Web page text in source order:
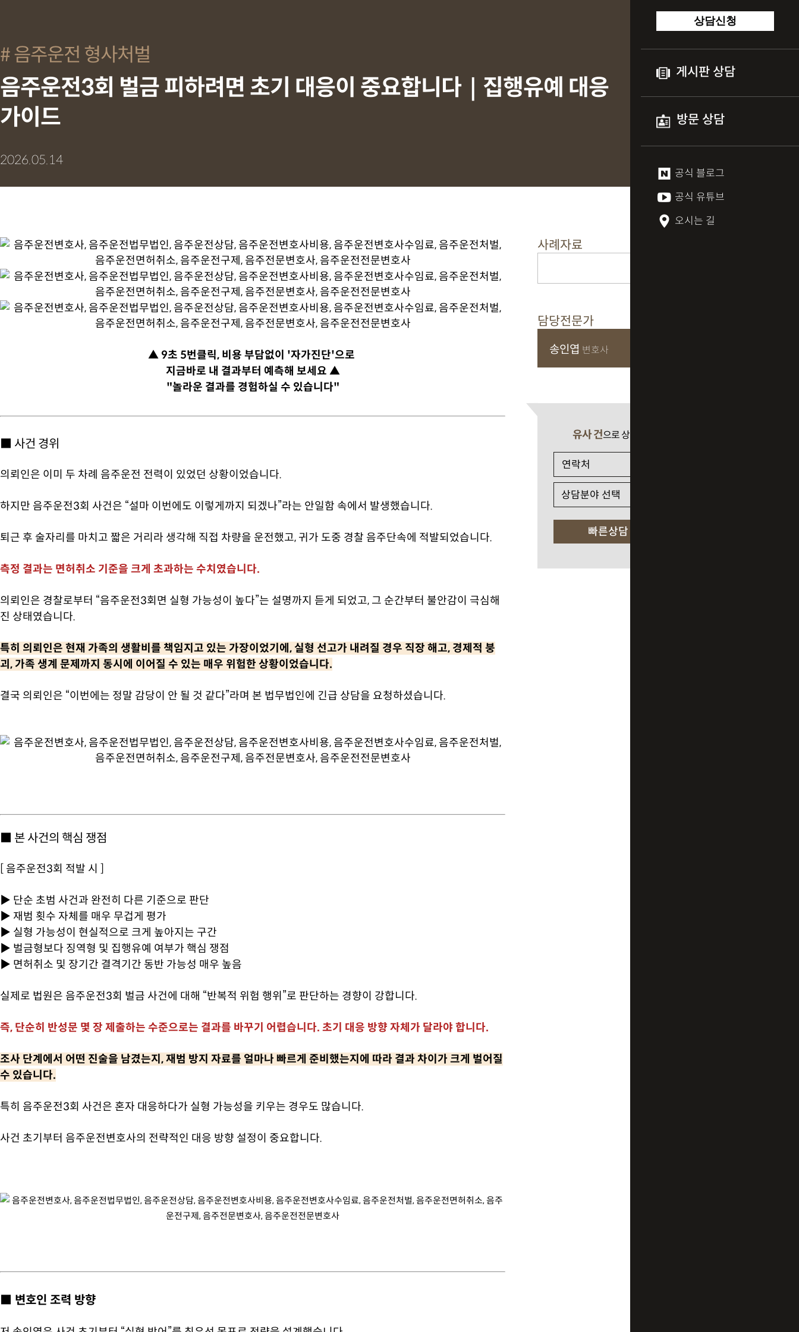
상담신청
게시판 상담
방문 상담
공식 블로그
공식 유튜브
오시는 길
음주운전 형사처벌
음주운전3회 벌금 피하려면 초기 대응이 중요합니다｜집행유예 대응
가이드
2026.05.14
▲ 9초 5번클릭, 비용 부담없이 '자가진단'으로
지금바로 내 결과부터 예측해 보세요 ▲
"놀라운 결과를 경험하실 수 있습니다"
■ 사건 경위
의뢰인은 이미 두 차례 음주운전 전력이 있었던 상황이었습니다.
하지만 음주운전3회 사건은 “설마 이번에도 이렇게까지 되겠나”라는 안일함 속에서 발생했습니다.
퇴근 후 술자리를 마치고 짧은 거리라 생각해 직접 차량을 운전했고, 귀가 도중 경찰 음주단속에 적발되었습니다.
측정 결과는 면허취소 기준을 크게 초과하는 수치였습니다.
의뢰인은 경찰로부터 “음주운전3회면 실형 가능성이 높다”는 설명까지 듣게 되었고, 그 순간부터 불안감이 극심해
진 상태였습니다.
특히 의뢰인은 현재 가족의 생활비를 책임지고 있는 가장이었기에, 실형 선고가 내려질 경우 직장 해고, 경제적 붕
괴, 가족 생계 문제까지 동시에 이어질 수 있는 매우 위험한 상황이었습니다.
결국 의뢰인은 “이번에는 정말 감당이 안 될 것 같다”라며 본 법무법인에 긴급 상담을 요청하셨습니다.
■ 본 사건의 핵심 쟁점
[ 음주운전3회 적발 시 ]
▶ 단순 초범 사건과 완전히 다른 기준으로 판단
▶ 재범 횟수 자체를 매우 무겁게 평가
▶ 실형 가능성이 현실적으로 크게 높아지는 구간
▶ 벌금형보다 징역형 및 집행유예 여부가 핵심 쟁점
▶ 면허취소 및 장기간 결격기간 동반 가능성 매우 높음
실제로 법원은 음주운전3회 벌금 사건에 대해 “반복적 위험 행위”로 판단하는 경향이 강합니다.
즉, 단순히 반성문 몇 장 제출하는 수준으로는 결과를 바꾸기 어렵습니다. 초기 대응 방향 자체가 달라야 합니다.
조사 단계에서 어떤 진술을 남겼는지, 재범 방지 자료를 얼마나 빠르게 준비했는지에 따라 결과 차이가 크게 벌어질
수 있습니다.
특히 음주운전3회 사건은 혼자 대응하다가 실형 가능성을 키우는 경우도 많습니다.
사건 초기부터 음주운전변호사의 전략적인 대응 방향 설정이 중요합니다.
■ 변호인 조력 방향
사례자료
담당전문가
송인엽 변호사
유사 건으로 상담 필요 시